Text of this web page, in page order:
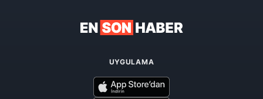
UYGULAMA